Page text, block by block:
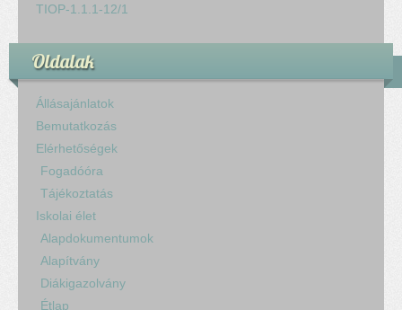
TIOP-1.1.1-12/1
Oldalak
Állásajánlatok
Bemutatkozás
Elérhetőségek
Fogadóóra
Tájékoztatás
Iskolai élet
Alapdokumentumok
Alapítvány
Diákigazolvány
Étlap